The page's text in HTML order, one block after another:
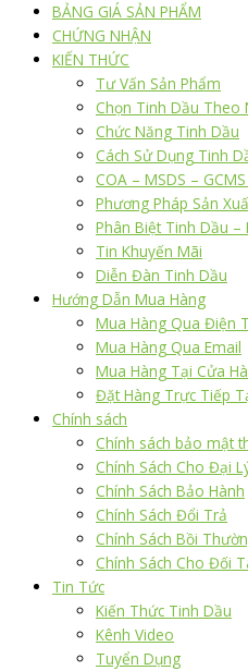
BẢNG GIÁ SẢN PHẨM
CHỨNG NHẬN
KIẾN THỨC
Tư Vấn Sản Phẩm
Chọn Tinh Dầu Theo
Chức Năng Tinh Dầu
Cách Sử Dụng Tinh
COA – MSDS –
Phương Pháp Sản
Phân Biệt Tinh Dầu –
Tin Khuyến Mãi
Diễn Đàn Tinh Dầu
Hướng Dẫn Mua Hàng
Mua Hàng Qua Điện
Mua Hàng Qua Email
Mua Hàng Tại Cửa
Đặt Hàng Trực Tiếp
Chính sách
Chính sách bảo mật
Chính Sách Cho Đại
Chính Sách Bảo Hành
Chính Sách Đổi Trả
Chính Sách Bồi
Chính Sách Cho Đối
Tin Tức
Kiến Thức Tinh Dầu
Kênh Video
Tuyển Dụng